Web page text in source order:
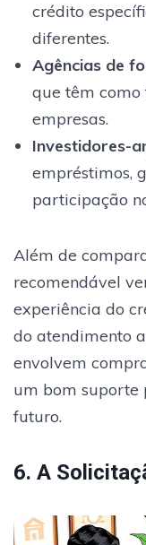
crédito
diferentes.
Agências de
que têm como
empresas.
Investidores-
empréstimos,
participação
Além de
recomendável
experiência do
do atendimento
envolvem
um bom suporte
futuro.
6. A